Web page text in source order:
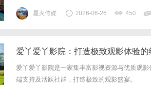
物，并频繁向海外货代支付物流尾款。传统的
银行账户$\rightarrow$财务重新购汇或安排人民
星火传媒 2026-06-26 450
爱丫爱丫影院：打造极致观影体验的
爱丫爱丫影院是一家集丰富影视资源与优质观
端支持及活跃社群，打造极致的观影盛宴。